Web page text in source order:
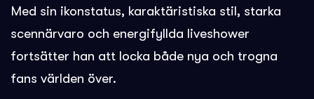
Med sin ikonstatus, karaktäristiska stil, starka
scennärvaro och energifyllda liveshower
fortsätter han att locka både nya och trogna
fans världen över.